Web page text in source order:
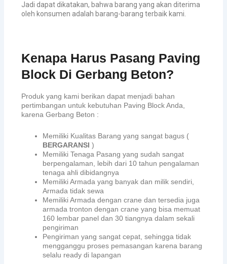
Jadi dapat dikatakan, bahwa barang yang akan diterima
oleh konsumen adalah barang-barang terbaik kami.
Kenapa Harus Pasang Paving
Block Di Gerbang Beton?
Produk yang kami berikan dapat menjadi bahan
pertimbangan untuk kebutuhan Paving Block Anda,
karena Gerbang Beton :
Memiliki Kualitas Barang yang sangat bagus (
BERGARANSI )
Memiliki Tenaga Pasang yang sudah sangat
berpengalaman, lebih dari 10 tahun pengalaman
tenaga ahli dibidangnya
Memiliki Armada yang banyak dan milik sendiri,
Armada tidak sewa
Memiliki Armada dengan crane dan tersedia juga
armada tronton dengan crane yang bisa memuat
160 lembar panel dan 30 tiangnya dalam sekali
pengiriman
Pengiriman yang sangat cepat, sehingga tidak
mengganggu proses pemasangan karena barang
selalu ready di lapangan